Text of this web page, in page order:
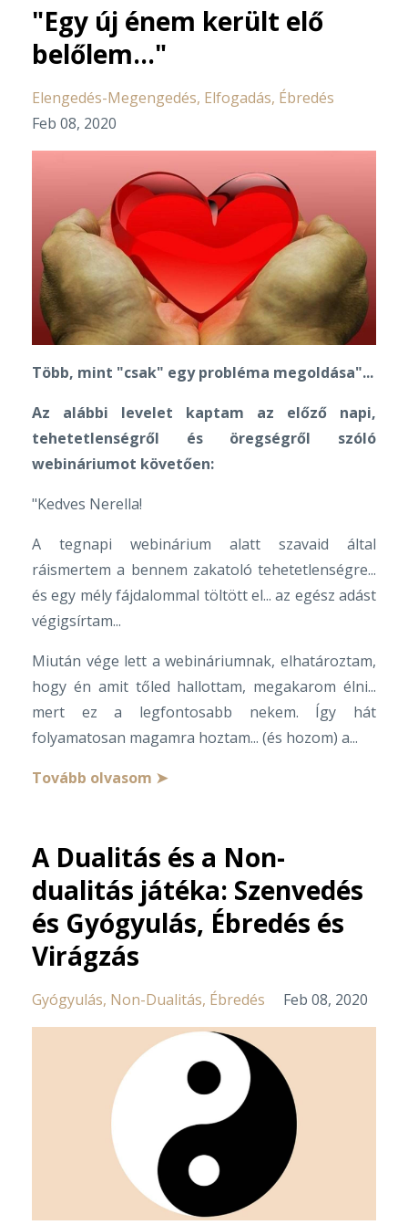
"Egy új énem került elő
belőlem..."
Elengedés-Megengedés Elfogadás Ébredés
Feb 08, 2020
Több, mint "csak" egy probléma megoldása"...
Az alábbi levelet kaptam az előző napi,
tehetetlenségről és öregségről szóló
webináriumot követően:
"Kedves Nerella!
A tegnapi webinárium alatt szavaid által
ráismertem a bennem zakatoló tehetetlenségre...
és egy mély fájdalommal töltött el... az egész adást
végigsírtam...
Miután vége lett a webináriumnak, elhatároztam,
hogy én amit tőled hallottam, megakarom élni...
mert ez a legfontosabb nekem. Így hát
folyamatosan magamra hoztam... (és hozom) a...
Tovább olvasom ➤
A Dualitás és a Non-
dualitás játéka: Szenvedés
és Gyógyulás, Ébredés és
Virágzás
Gyógyulás Non-Dualitás Ébredés Feb 08, 2020